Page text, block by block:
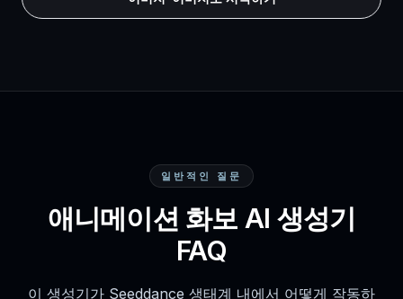
일반적인 질문
애니메이션 화보 AI 생성기
FAQ
이 생성기가 Seeddance 생태계 내에서 어떻게 작동하